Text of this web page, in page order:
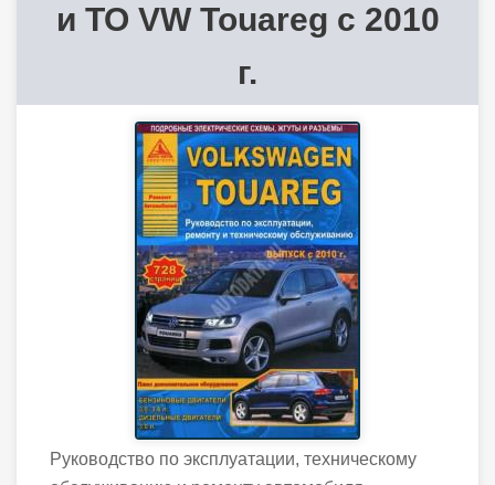
и ТО VW Touareg с 2010
г.
Руководство по эксплуатации, техническому